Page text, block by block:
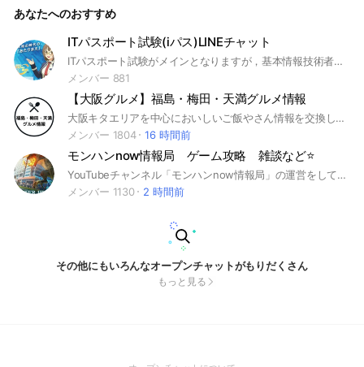
あなたへのおすすめ
ITパスポート試験(iパス)LINEチャット
ITパスポート試験がメインとなりますが，基本情報技術者試験は科目A試験まで❗😅情報セキュリティマネジメント試験も手広くカバーしています。 仲間がいれば，勉強は楽しい…はず？！ 勉強法や雑談など，トークしませんか。
メンバー 881
【大阪グルメ】福島・梅田・天満グルメ情報
大阪キタエリアを中心においしいご飯やさん情報を交換しましょう😃 （対象エリア：梅田・福島・天満・北新地・中津・中之島・肥後橋・淀屋橋・天六・北浜）
メンバー 1804
16 時間前
モンハンnow情報局 ゲーム攻略 雑談など⭐️
YouTubeチャンネル「モンハンnow情報局」の運営をしております！LINEオープンチャットを作ってみました！攻略情報や雑談、なんでも可能です！！最新情報など定期的に更新予定です。リリース日から活発的に活動予定‼️#モンハン #モンスターハンターNow
メンバー 1130
2 時間前
その他にもいろんなオープンチャットがもりだくさん
もっと見る